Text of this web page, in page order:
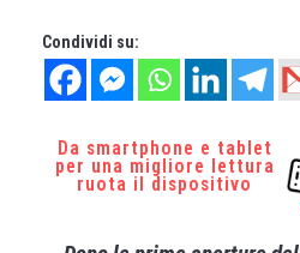
Condividi su:
Da smartphone e tablet
per una migliore lettura
ruota il dispositivo